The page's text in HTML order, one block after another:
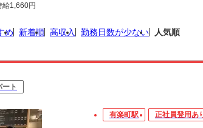
給1,660円
め 新着順 高収入 勤務日数が少ない 人気順
ート
有楽町駅 正社員登用あ